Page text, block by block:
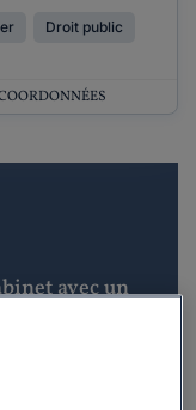
Droit public
avec un